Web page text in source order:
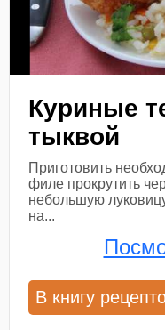
Куриные
тыквой
Приготовить
филе прокрутить
небольшую
на...
В книгу